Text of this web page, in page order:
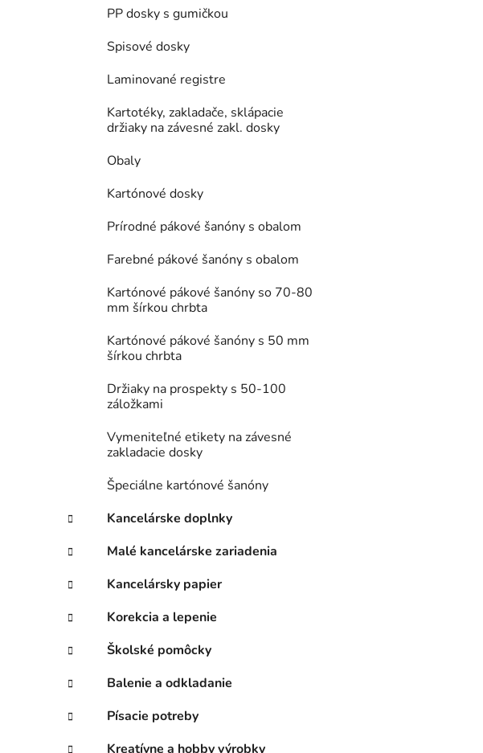
PP dosky s gumičkou
Spisové dosky
Laminované registre
Kartotéky, zakladače, sklápacie
držiaky na závesné zakl. dosky
Obaly
Kartónové dosky
Prírodné pákové šanóny s obalom
Farebné pákové šanóny s obalom
Kartónové pákové šanóny so 70-80
mm šírkou chrbta
Kartónové pákové šanóny s 50 mm
šírkou chrbta
Držiaky na prospekty s 50-100
záložkami
Vymeniteľné etikety na závesné
zakladacie dosky
Špeciálne kartónové šanóny
Kancelárske doplnky
Malé kancelárske zariadenia
Kancelársky papier
Korekcia a lepenie
Školské pomôcky
Balenie a odkladanie
Písacie potreby
Kreatívne a hobby výrobky